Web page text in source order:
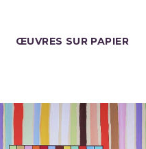
ŒUVRES SUR PAPIER